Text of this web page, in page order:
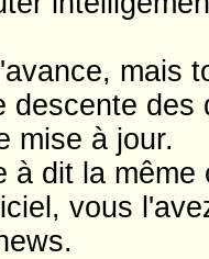
mais
descente
mise à jour.
à dit la
vous